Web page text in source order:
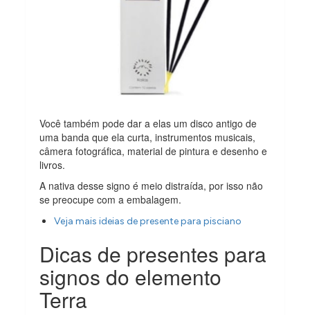
Você também pode dar a elas um disco antigo de
uma banda que ela curta, instrumentos musicais,
câmera fotográfica, material de pintura e desenho e
livros.
A nativa desse signo é meio distraída, por isso não
se preocupe com a embalagem.
Veja mais ideias de presente para pisciano
Dicas de presentes para
signos do elemento
Terra